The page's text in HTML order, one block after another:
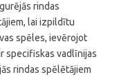
rindas
lai izpildītu
spēles, ievērojot
specifiskas vadlīnijas
rindas spēlētājiem